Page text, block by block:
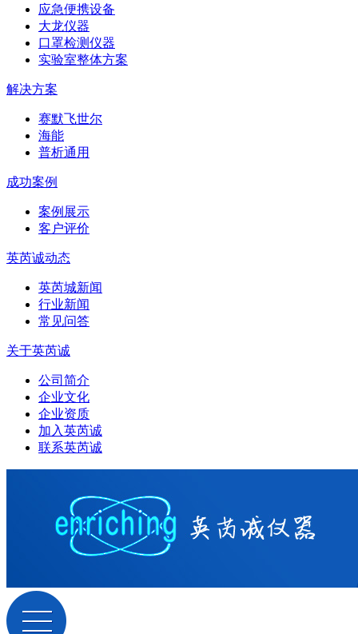
应急便携设备
大龙仪器
口罩检测仪器
实验室整体方案
解决方案
赛默飞世尔
海能
普析通用
成功案例
案例展示
客户评价
英芮诚动态
英芮城新闻
行业新闻
常见问答
关于英芮诚
公司简介
企业文化
企业资质
加入英芮诚
联系英芮诚